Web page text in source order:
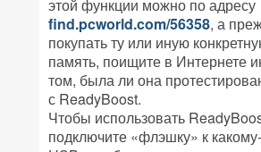
этой функции можно по адресу
find.pcworld.com/56358, а
покупать ту или иную
память, поищите в Интернете
том, была ли она
с ReadyBoost.
Чтобы использовать
подключите «флэшку» к